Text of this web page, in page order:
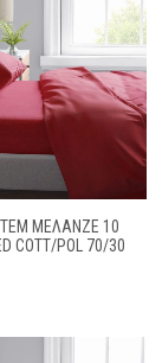
ΤΕΜ ΜΕΛΑΝΖΈ 10
COTT/POL 70/30